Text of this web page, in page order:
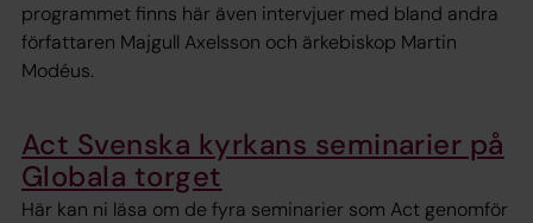
programmet finns här även intervjuer med bland andra
författaren Majgull Axelsson och ärkebiskop Martin
Modéus.
Act Svenska kyrkans seminarier på
Globala torget
Här kan ni läsa om de fyra seminarier som Act genomför